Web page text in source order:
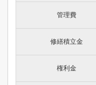
管理費
修繕積立金
権利金